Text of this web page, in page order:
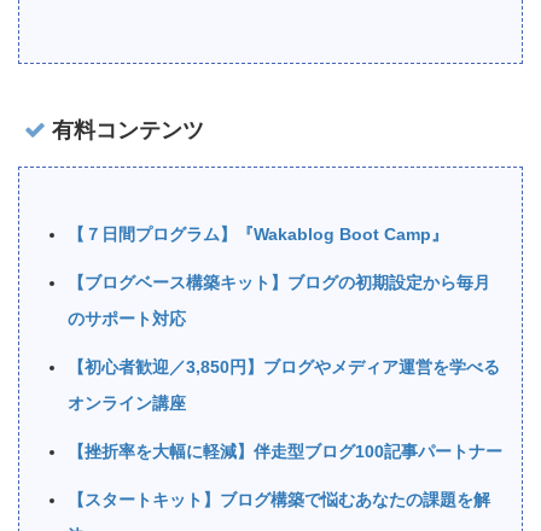
有料コンテンツ
【７日間プログラム】『Wakablog Boot Camp』
【ブログベース構築キット】ブログの初期設定から毎月
のサポート対応
【初心者歓迎／3,850円】ブログやメディア運営を学べる
オンライン講座
【挫折率を大幅に軽減】伴走型ブログ100記事パートナー
【スタートキット】ブログ構築で悩むあなたの課題を解